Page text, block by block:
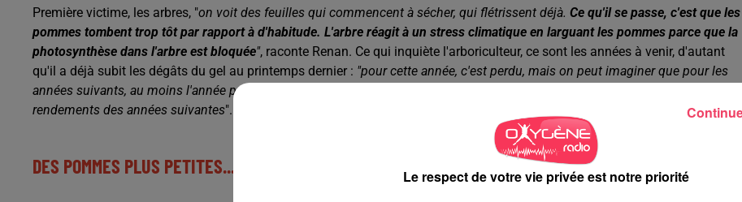
Première victime, les arbres, "on voit des feuilles qui commencent à sécher, qui flétrissent déjà. Ce qu'il se passe, c'est que les
pommes tombent trop tôt par rapport à d'habitude. L'arbre réagit à un stress climatique en larguant les pommes parce que la
photosynthèse dans l'arbre est bloquée", raconte Renan. Ce qui inquiète l'arboriculteur, ce sont les années à venir, d'autant
qu'il a déjà subit les dégâts du gel au printemps dernier : "pour cette année, c'est perdu, mais on peut imaginer que pour les
années suivants, au moins l'année prochaine, ça va conduire probablement à une mauvaise fleuraison et impacter les
rendements des années suivantes".
DES POMMES PLUS PETITES... Le respect de votre vie privée est notre priorité